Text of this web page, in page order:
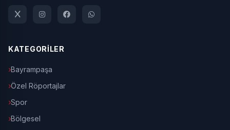
KATEGORİLER
Bayrampaşa
Özel Röportajlar
Spor
Bölgesel